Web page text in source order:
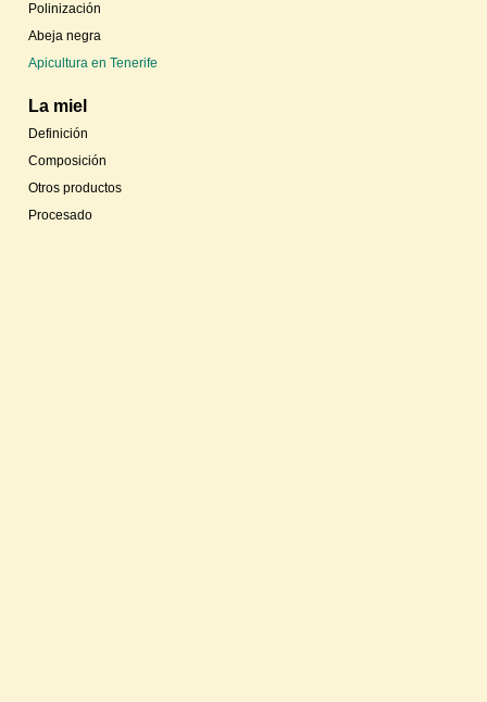
Polinización
Abeja negra
Apicultura en Tenerife
La miel
Definición
Composición
Otros productos
Procesado